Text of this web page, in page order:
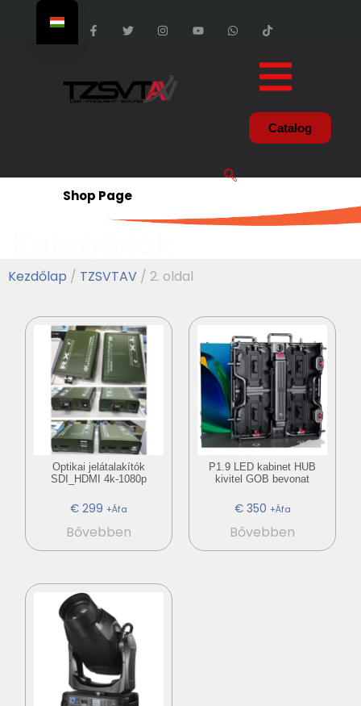
Catalog
Shop Page
Kezdőlap / TZSVTAV / 2. oldal
Optikai jelátalakítók
SDI_HDMI 4k-1080p
€ 299 +Áfa
Bővebben
P1.9 LED kabinet HUB
kivitel GOB bevonat
€350 +Áfa
Bővebben